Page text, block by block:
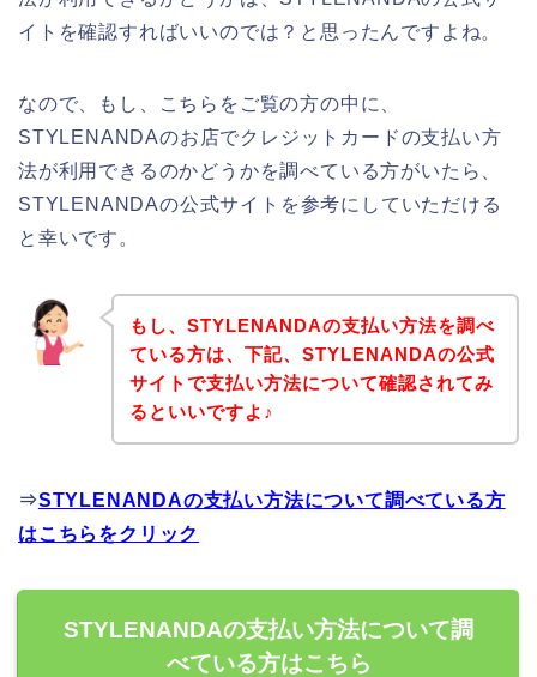
イトを確認すればいいのでは？と思ったんですよね。
なので、もし、こちらをご覧の方の中に、
STYLENANDAのお店でクレジットカードの支払い方
法が利用できるのかどうかを調べている方がいたら、
STYLENANDAの公式サイトを参考にしていただける
と幸いです。
もし、STYLENANDAの支払い方法を調べ
ている方は、下記、STYLENANDAの公式
サイトで支払い方法について確認されてみ
るといいですよ♪
⇒STYLENANDAの支払い方法について調べている方
はこちらをクリック
STYLENANDAの支払い方法について調
べている方はこちら